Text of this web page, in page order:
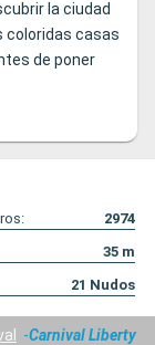
la ciudad
coloridas casas
de poner
2974
35 m
21 Nudos
Carnival Liberty